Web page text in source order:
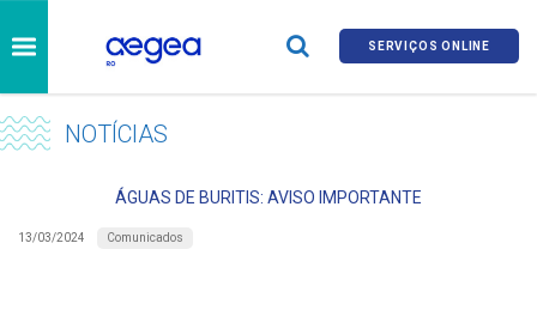
SERVIÇOS ONLINE
NOTÍCIAS
ÁGUAS DE BURITIS: AVISO IMPORTANTE
13/03/2024 Comunicados